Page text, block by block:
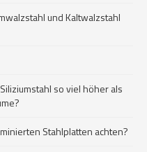
und Kaltwalzstahl
so viel höher als
Stahlplatten achten?